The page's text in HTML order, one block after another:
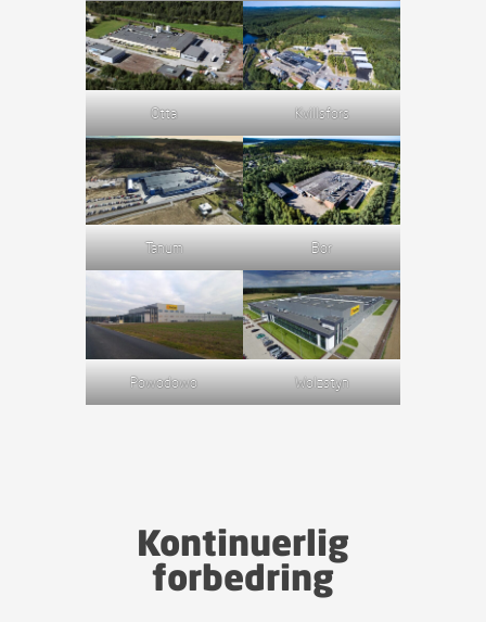
Otta Kvillsfors
Tanum Bor
Powodowo Wolzstyn
Kontinuerlig
forbedring